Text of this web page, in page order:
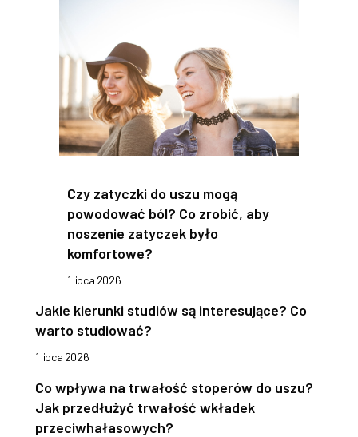
Czy zatyczki do uszu mogą
powodować ból? Co zrobić, aby
noszenie zatyczek było
komfortowe?
1 lipca 2026
Jakie kierunki studiów są interesujące? Co
warto studiować?
1 lipca 2026
Co wpływa na trwałość stoperów do uszu?
Jak przedłużyć trwałość wkładek
przeciwhałasowych?